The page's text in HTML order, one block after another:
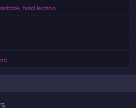
hard techno